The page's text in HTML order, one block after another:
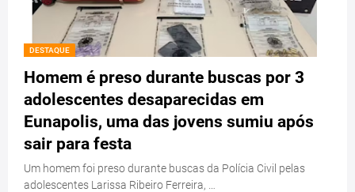
DESTAQUE
Homem é preso durante buscas por 3
adolescentes desaparecidas em
Eunapolis, uma das jovens sumiu após
sair para festa
Um homem foi preso durante buscas da Polícia Civil pelas
adolescentes Larissa Ribeiro Ferreira, …